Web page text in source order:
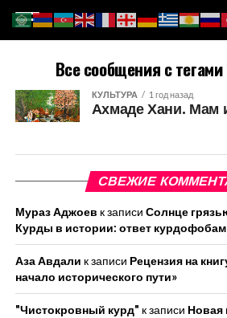
Все сообщения с
КУЛЬТУРА 1 год назад
Ахмаде Хани. Мам
СВЕЖИЕ
Мураз Аджоев к записи Солнце
Курды в истории: ответ курдофобам
Аза Авдали к записи Рецензия на
начало исторического пути»
"Чистокровный курд" к записи Новая